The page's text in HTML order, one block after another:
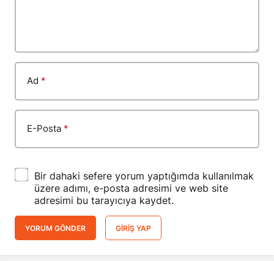
Ad *
E-Posta *
Bir dahaki sefere yorum yaptığımda kullanılmak
üzere adımı, e-posta adresimi ve web site
adresimi bu tarayıcıya kaydet.
YORUM GÖNDER GIRIŞ YAP